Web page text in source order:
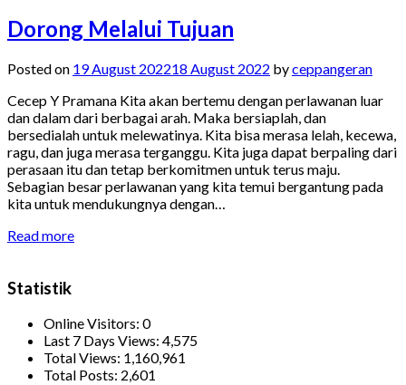
Dorong Melalui Tujuan
Posted on 19 August 202218 August 2022 byceppangeran
Cecep Y Pramana Kita akan bertemu dengan perlawanan luar
dan dalam dari berbagai arah. Maka bersiaplah, dan
bersedialah untuk melewatinya. Kita bisa merasa lelah, kecewa,
ragu, dan juga merasa terganggu. Kita juga dapat berpaling dari
perasaan itu dan tetap berkomitmen untuk terus maju.
Sebagian besar perlawanan yang kita temui bergantung pada
kita untuk mendukungnya dengan…
Read more
Statistik
Online Visitors: 0
Last 7 Days Views: 4,575
Total Views: 1,160,961
Total Posts: 2,601